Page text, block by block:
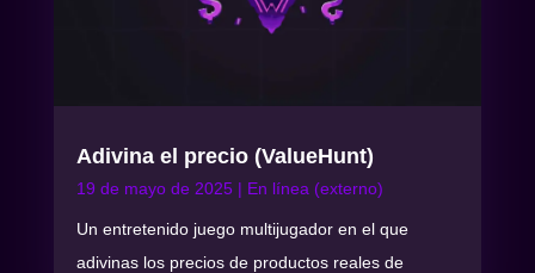
Adivina el precio (ValueHunt)
19 de mayo de 2025 | En línea (externo)
Un entretenido juego multijugador en el que
adivinas los precios de productos reales de